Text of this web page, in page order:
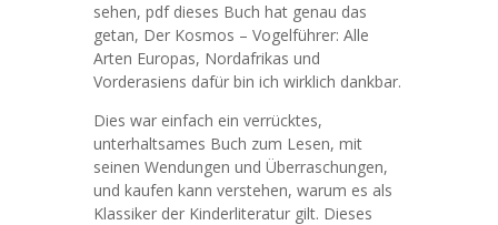
sehen, pdf dieses Buch hat genau das
getan, Der Kosmos – Vogelführer: Alle
Arten Europas, Nordafrikas und
Vorderasiens dafür bin ich wirklich dankbar.
Dies war einfach ein verrücktes,
unterhaltsames Buch zum Lesen, mit
seinen Wendungen und Überraschungen,
und kaufen kann verstehen, warum es als
Klassiker der Kinderliteratur gilt. Dieses